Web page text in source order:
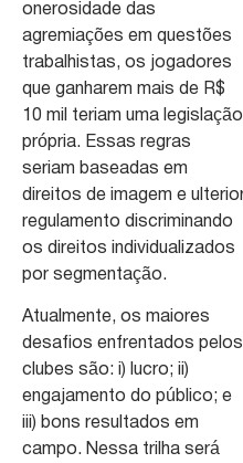
onerosidade das
agremiações em questões
trabalhistas, os jogadores
que ganharem mais de R$
10 mil teriam uma legislação
própria. Essas regras
seriam baseadas em
direitos de imagem e
regulamento discriminando
os direitos individualizados
por segmentação.
Atualmente, os maiores
desafios enfrentados pelos
clubes são: i) lucro; ii)
engajamento do público; e
iii) bons resultados em
campo. Nessa trilha será